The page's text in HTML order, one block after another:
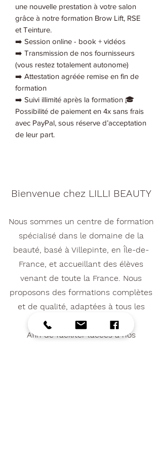
une nouvelle prestation à votre salon
grâce à notre formation Brow Lift, RSE
et Teinture.
➡️ Session online - book + vidéos
➡️ Transmission de nos fournisseurs
(vous restez totalement autonome)
➡️ Attestation agréée remise en fin de
formation
➡️ Suivi illimité après la formation 🎓
Possibilité de paiement en 4x sans frais
avec PayPal, sous réserve d’acceptation
de leur part.
Bienvenue chez LILLI BEAUTY
Nous sommes un centre de formation
spécialisé dans le domaine de la
beauté, basé à Villepinte, en Île-de-
France, et accueillant des élèves
venant de toute la France. Nous
proposons des formations complètes
et de qualité, adaptées à tous les
niveaux.
Afin de faciliter l’accès à nos